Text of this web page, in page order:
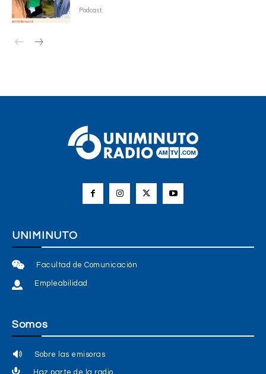
Podcast
UNIMINUTO
Facultad de Comunicación
Empleabilidad
Somos
Sobre las emisoras
Haz parte de la radio